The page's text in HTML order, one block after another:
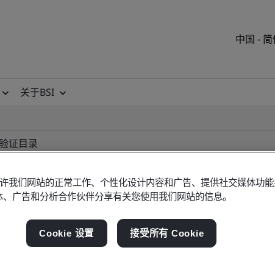
中国 -
关于BSI
证目录
我们网站的正常工作、个性化设计内容和广告、提供社交媒体功
广告和分析合作伙伴分享有关您使用我们网站的信息。
Cookie 设置 接受所有 Cookie